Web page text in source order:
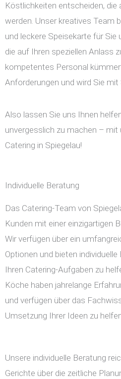
Köstlichkeiten entscheiden, die
werden. Unser kreatives Team
und leckere Speisekarte für Sie
die auf Ihren speziellen Anlass
kompetentes Personal
Anforderungen und wird Sie
Also lassen Sie uns Ihnen
unvergesslich zu machen –
Catering in Spiegelau!
Individuelle Beratung
Das Catering-Team von
Kunden mit einer einzigartigen
Wir verfügen über ein
Optionen und bieten
Ihren Catering-Aufgaben zu
Köche haben jahrelange
und verfügen über das
Umsetzung Ihrer Ideen zu
Unsere individuelle Beratung
Gerichte über die zeitliche